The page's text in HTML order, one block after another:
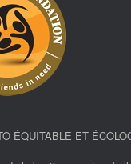
ÉQUITABLE ET